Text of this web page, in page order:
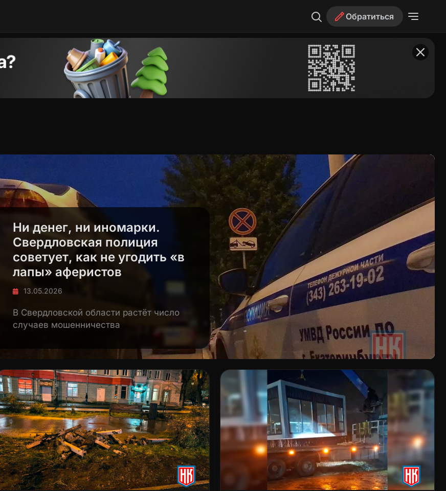
Обратиться
Ни денег, ни иномарки.
Свердловская полиция
советует, как не угодить «в
лапы» аферистов
13.05.2026
В Свердловской области растёт число
случаев мошенничества